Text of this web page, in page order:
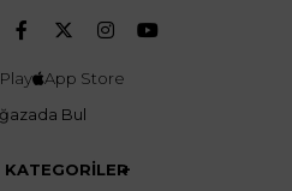
App Store
Bul
KATEGORİLER